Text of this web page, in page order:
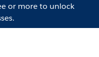
or more to unlock